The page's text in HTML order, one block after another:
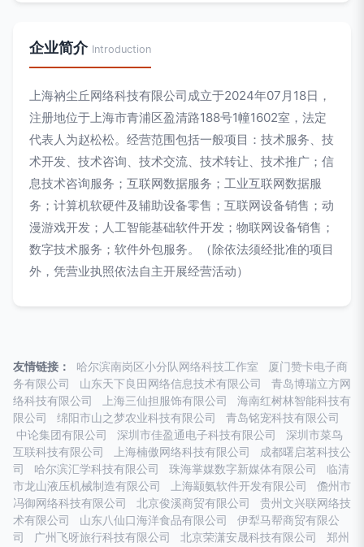
企业简介 Introduction
上海衲尘丘网络科技有限公司成立于2024年07月18日，
注册地位于上海市青浦区盈清路188号1幢1602室，法定
代表人为赵松松。经营范围包括一般项目：技术服务、技
术开发、技术咨询、技术交流、技术转让、技术推广；信
息技术咨询服务；互联网数据服务；工业互联网数据服
务；计算机软硬件及辅助设备零售；互联网设备销售；动
漫游戏开发；人工智能基础软件开发；物联网设备销售；
数字技术服务；软件外包服务。（除依法须经批准的项目
外，凭营业执照依法自主开展经营活动）
友情链接： 哈尔滨南岗区小分队网络科技工作室
厦门赞卡电子商
务有限公司
山东天下良田网络信息技术有限公司
青岛博瑞立方网
络科技有限公司
上海三仙担服饰有限公司
海南红树林智能科技有
限公司
绵阳市山之梦农业科技有限公司
青岛铭宠科技有限公司
中论集团有限公司
深圳市佳盈通电子科技有限公司
深圳市菜鸟
互联科技有限公司
上海楠傲网络科技有限公司
成都曙启茗科技公
司
哈尔滨汇学科技有限公司 珠海掌媒数字新媒体有限公司
临清
市龙山液压机械制造有限公司
上海颛氨软件开发有限公司
儋州市
冯御网络科技有限公司
北京俊溪商贸有限公司
贵州文兴联网络技
术有限公司
山东八仙口海洋食品有限公司
伊犁马帮商贸有限公
司
广州飞呀旅行科技有限公司 北京荣潇安晟科技有限公司
郑州